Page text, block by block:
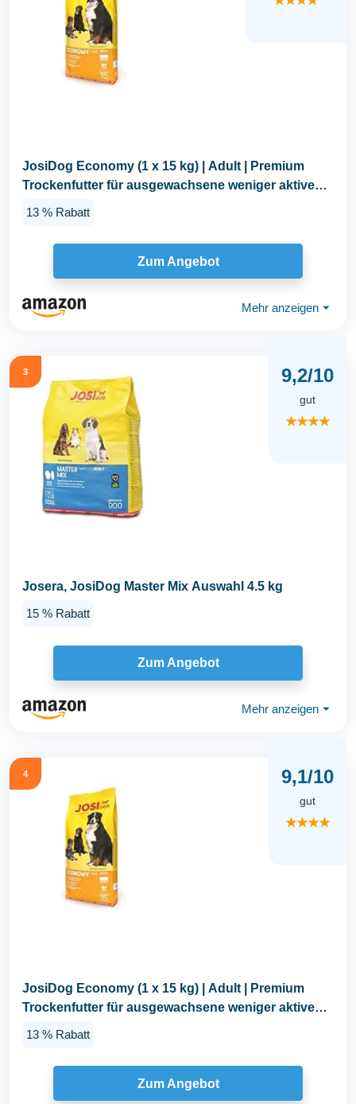
JosiDog Economy (1 x 15 kg) | Adult | Premium
Trockenfutter für ausgewachsene weniger aktive
13 % Rabatt
Zum Angebot
Mehr anzeigen ⏷
3 9,2/10
gut
★★★★
Josera, JosiDog Master Mix Auswahl 4.5 kg
15 % Rabatt
Zum Angebot
Mehr anzeigen ⏷
4 9,1/10
gut
★★★★
JosiDog Economy (1 x 15 kg) | Adult | Premium
Trockenfutter für ausgewachsene weniger aktive
13 % Rabatt
Zum Angebot